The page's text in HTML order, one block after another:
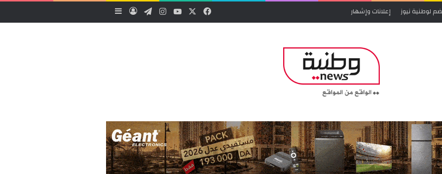
لوطنية نيوز إعلانات وإشهار فيسبوك ‫YouTubeانستقرامتيلقرامتسجيل الدخول